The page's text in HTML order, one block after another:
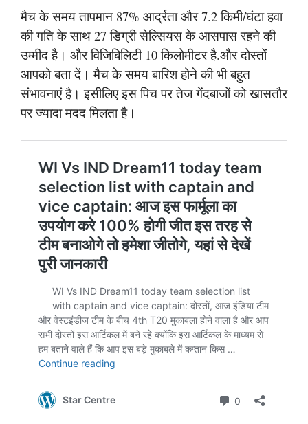
मैच के समय तापमान 87% आर्द्रता और 7.2 किमी/घंटा हवा
की गति के साथ 27 डिग्री सेल्सियस के आसपास रहने की
उम्मीद है। और विजिबिलिटी 10 किलोमीटर है.और दोस्तों
आपको बता दें। मैच के समय बारिश होने की भी बहुत
संभावनाएं है। इसीलिए इस पिच पर तेज गेंदबाजों को खासतौर
पर ज्यादा मदद मिलता है।